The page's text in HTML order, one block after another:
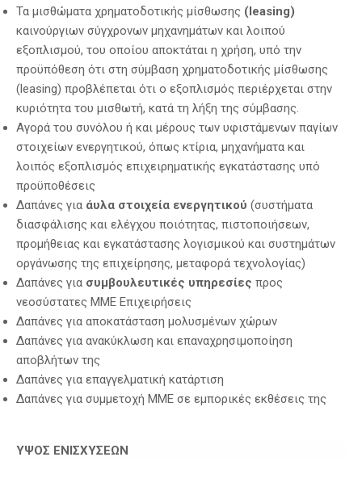
Τα μισθώματα χρηματοδοτικής μίσθωσης (leasing)
καινούργιων σύγχρονων μηχανημάτων και λοιπού
εξοπλισμού, του οποίου αποκτάται η χρήση, υπό την
προϋπόθεση ότι στη σύμβαση χρηματοδοτικής μίσθωσης
(leasing) προβλέπεται ότι ο εξοπλισμός περιέρχεται στην
κυριότητα του μισθωτή, κατά τη λήξη της σύμβασης.
Αγορά του συνόλου ή και μέρους των υφιστάμενων παγίων
στοιχείων ενεργητικού, όπως κτίρια, μηχανήματα και
λοιπός εξοπλισμός επιχειρηματικής εγκατάστασης υπό
προϋποθέσεις
Δαπάνες για άυλα στοιχεία ενεργητικού (συστήματα
διασφάλισης και ελέγχου ποιότητας, πιστοποιήσεων,
προμήθειας και εγκατάστασης λογισμικού και συστημάτων
οργάνωσης της επιχείρησης, μεταφορά τεχνολογίας)
Δαπάνες για συμβουλευτικές υπηρεσίες προς
νεοσύστατες ΜΜΕ Επιχειρήσεις
Δαπάνες για αποκατάσταση μολυσμένων χώρων
Δαπάνες για ανακύκλωση και επαναχρησιμοποίηση
αποβλήτων της
Δαπάνες για επαγγελματική κατάρτιση
Δαπάνες για συμμετοχή ΜΜΕ σε εμπορικές εκθέσεις της
ΥΨΟΣ ΕΝΙΣΧΥΣΕΩΝ